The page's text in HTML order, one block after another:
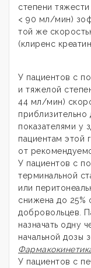
степени
< 90 мл/мин)
той же
(клиренс
У пациентов с
и тяжелой
44 мл/мин)
показателями у
пациентам этой
от
У пациентов с
терминальной
или
снижена до 25%
добровольцев.
назначать одну
начальной дозы
У пациентов с